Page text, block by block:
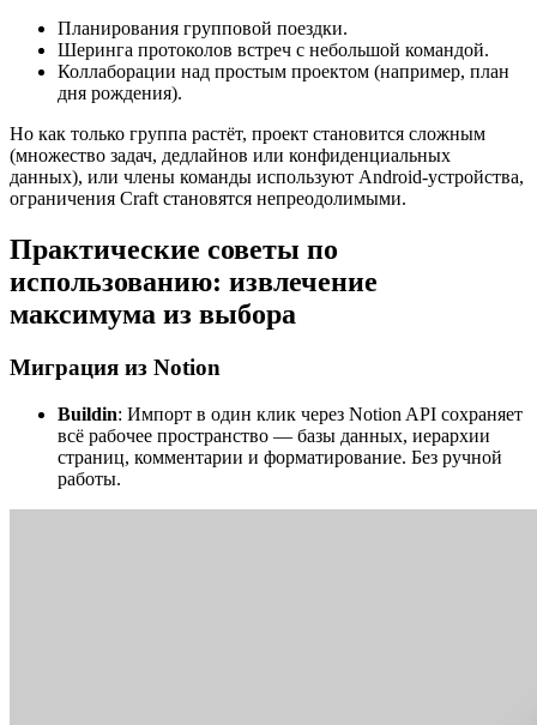
Планирования групповой поездки.
Шеринга протоколов встреч с небольшой командой.
Коллаборации над простым проектом (например, план
дня рождения).
Но как только группа растёт, проект становится сложным
(множество задач, дедлайнов или конфиденциальных
данных), или члены команды используют Android-устройства,
ограничения Craft становятся непреодолимыми.
Практические советы по
использованию: извлечение
максимума из выбора
Миграция из Notion
Buildin: Импорт в один клик через Notion API сохраняет
всё рабочее пространство — базы данных, иерархии
страниц, комментарии и форматирование. Без ручной
работы.